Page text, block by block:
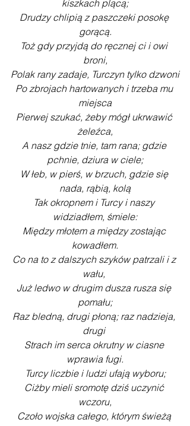
kiszkach plącą;
Drudzy chlipią z paszczeki posokę
gorącą.
Toż gdy przyjdą do ręcznej ci i owi
broni,
Polak rany zadaje, Turczyn tylko dzwoni
Po zbrojach hartowanych i trzeba mu
miejsca
Pierwej szukać, żeby mógł ukrwawić
żeleźca,
A nasz gdzie tnie, tam rana; gdzie
pchnie, dziura w ciele;
W łeb, w pierś, w brzuch, gdzie się
nada, rąbią, kolą
Tak okropnem i Turcy i naszy
widziadłem, śmiele:
Między młotem a między zostając
kowadłem.
Co na to z dalszych szyków patrzali i z
wału,
Już ledwo w drugim dusza rusza się
pomału;
Raz bledną, drugi płoną; raz nadzieja,
drugi
Strach im serca okrutny w ciasne
wprawia fugi.
Turcy liczbie i ludzi ufają wyboru;
Ciżby mieli sromotę dziś uczynić
wczoru,
Czoło wojska całego, którym świeżą